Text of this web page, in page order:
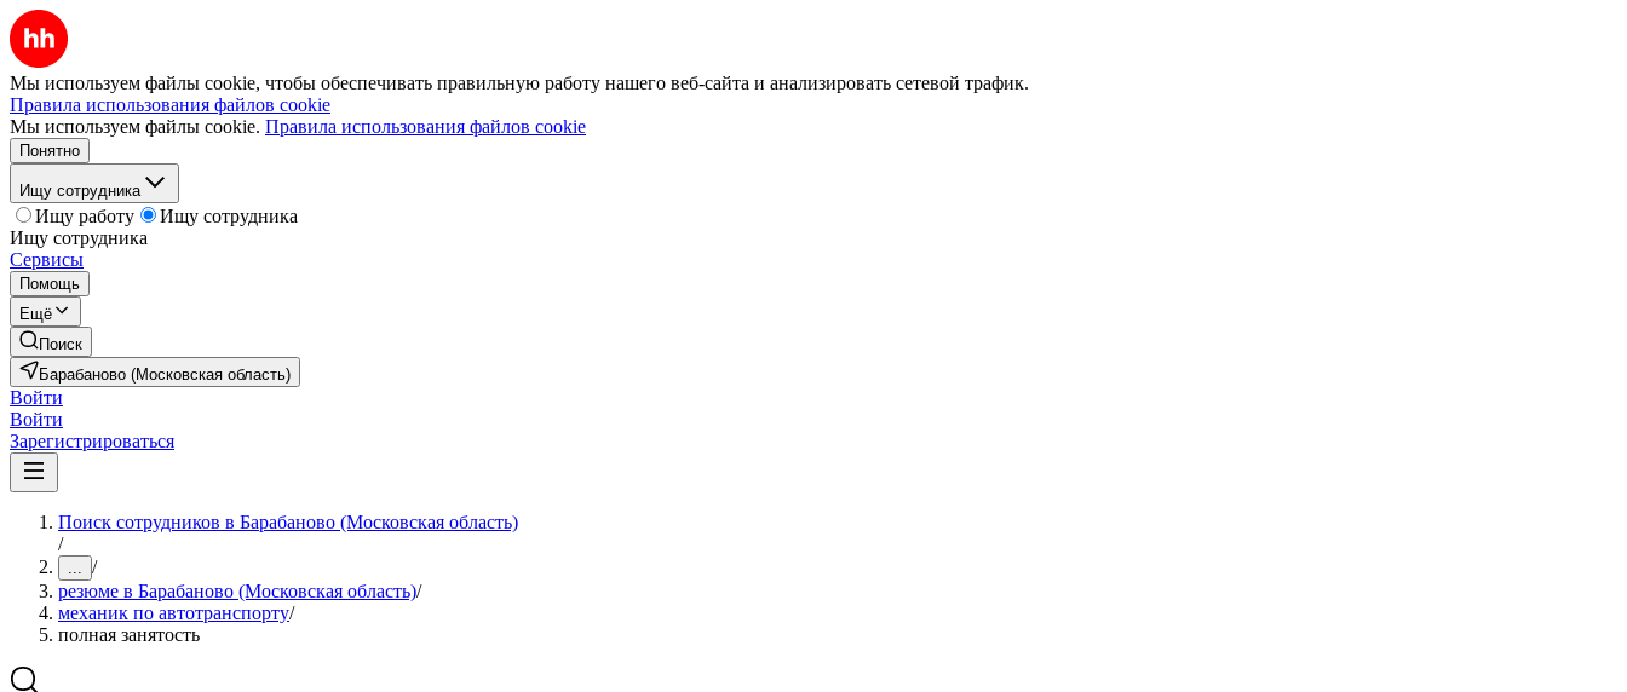
Мы используем файлы cookie, чтобы обеспечивать правильную работу нашего веб-сайта и анализировать сетевой трафик.
Правила использования файлов cookie
Мы используем файлы cookie. Правила использования файлов cookie
Понятно
Ищу сотрудника
Ищу работу
Ищу сотрудника
Ищу сотрудника
Сервисы
Помощь
Ещё
Поиск
Барабаново (Московская область)
Войти
Войти
Зарегистрироваться
Поиск сотрудников в Барабаново (Московская область)
/
... /
резюме в Барабаново (Московская область)/
механик по автотранспорту/
полная занятость